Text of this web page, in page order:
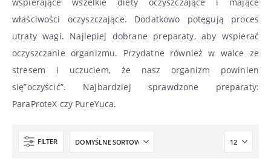
właściwości oczyszczające. Dodatkowo potęgują proces
utraty wagi. Najlepiej dobrane preparaty, aby wspierać
oczyszczanie organizmu. Przydatne również w walce ze
stresem i uczuciem, że nasz organizm powinien
się”oczyścić”. Najbardziej sprawdzone preparaty:
ParaProteX czy PureYuca.
FILTER